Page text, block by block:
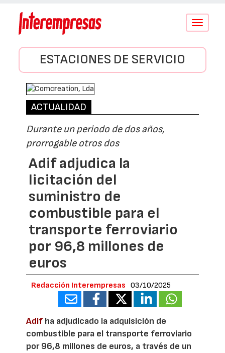
Conmutar
ESTACIONES DE SERVICIO
ACTUALIDAD
Durante un periodo de dos años,
prorrogable otros dos
Adif adjudica la
licitación del
suministro de
combustible para el
transporte ferroviario
por 96,8 millones de
euros
Redacción Interempresas 03/10/2025
Adif ha adjudicado la adquisición de
combustible para el transporte ferroviario
por 96,8 millones de euros, a través de un